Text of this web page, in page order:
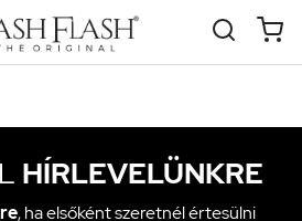
HÍRLEVELÜNKRE
, ha elsőként szeretnél értesülni